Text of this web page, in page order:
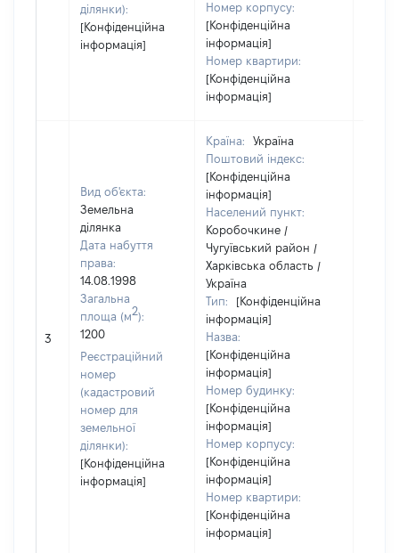
ділянки):
[Конфіденційна
інформація]
Номер корпусу:
[Конфіденційна
інформація]
Номер квартири:
[Конфіденційна
інформація]
3
Вид об'єкта:
Земельна
ділянка
Дата набуття
права:
14.08.1998
Загальна
площа (м2):
1200
Реєстраційний
номер
(кадастровий
номер для
земельної
ділянки):
[Конфіденційна
інформація]
Країна:
Україна
Поштовий індекс:
[Конфіденційна
інформація]
Населений пункт:
Коробочкине /
Чугуївський район /
Харківська область /
Україна
Тип:
[Конфіденційна
інформація]
Назва:
[Конфіденційна
інформація]
Номер будинку:
[Конфіденційна
інформація]
Номер корпусу:
[Конфіденційна
інформація]
Номер квартири:
[Конфіденційна
інформація]